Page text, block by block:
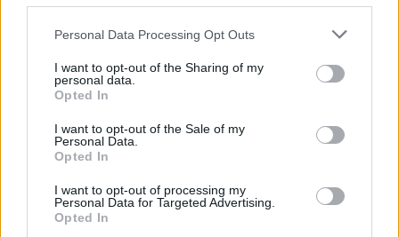
Personal Data Processing Opt Outs
I want to opt-out of the Sharing of my
personal data.
Opted In
I want to opt-out of the Sale of my
Personal Data.
Opted In
I want to opt-out of processing my
Personal Data for Targeted Advertising.
Opted In
een megabod van60 miljoen euro op Kees Smit
Meer dan een incident
spelers. Dat zou een misvatting zijn. De stille entree van Jorge
Mendes legt bloot dat de Eredivisie zich op een kruispunt
bevindt. Clubs willen meedoen in een internationale markt,
maar botsen daarbij op juridische en ethische grenzen die
steeds scherper worden bewaakt.